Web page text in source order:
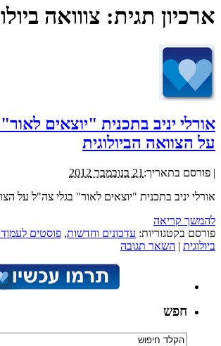
ארכיון תגית: צווואה
אורלי יניב בתכנית "יוצאים
על הצוואה הביולוגית
| פורסם בתאריך: 21 בנובמבר 2012
אורלי יניב בתכנית "יוצאים לאור" בגלי צה"ל על
להמשך קריאה
פורסם בקטגוריות: עדכונים וחדשות, פוסטים
ביולוגית | השאר תגובה
חפש